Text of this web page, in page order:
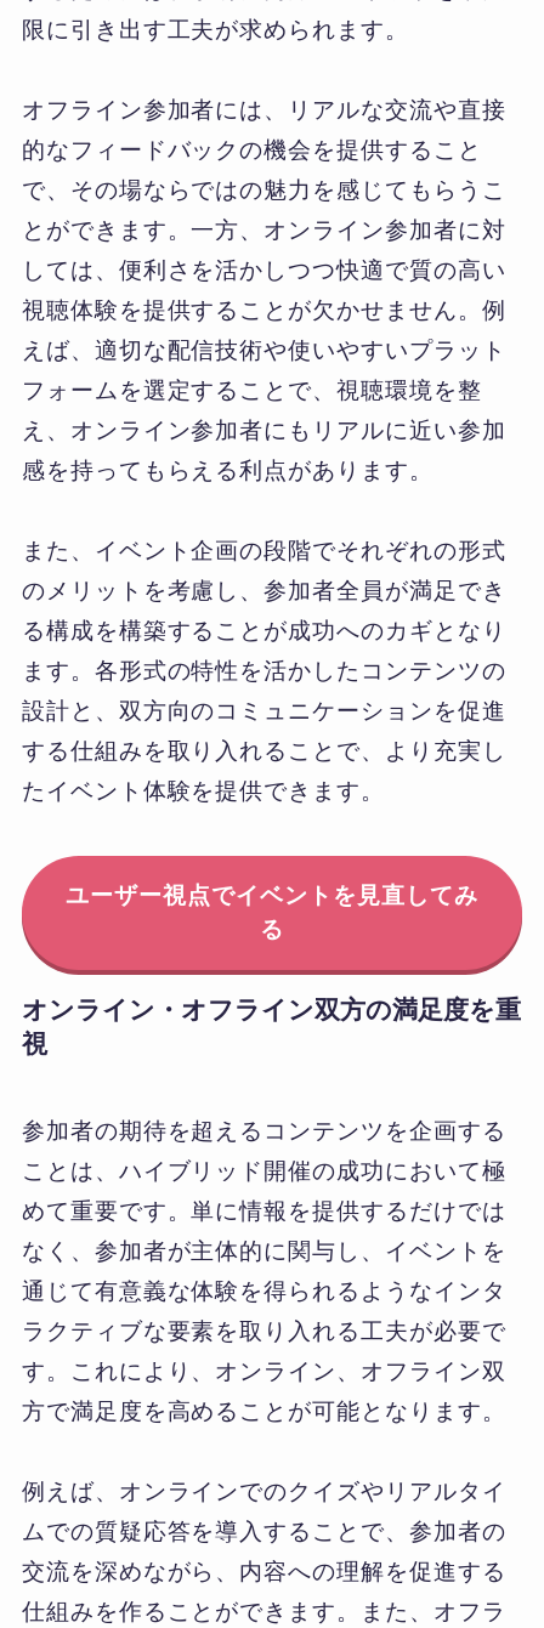
限に引き出す工夫が求められます。
オフライン参加者には、リアルな交流や直接
的なフィードバックの機会を提供すること
で、その場ならではの魅力を感じてもらうこ
とができます。一方、オンライン参加者に対
しては、便利さを活かしつつ快適で質の高い
視聴体験を提供することが欠かせません。例
えば、適切な配信技術や使いやすいプラット
フォームを選定することで、視聴環境を整
え、オンライン参加者にもリアルに近い参加
感を持ってもらえる利点があります。
また、イベント企画の段階でそれぞれの形式
のメリットを考慮し、参加者全員が満足でき
る構成を構築することが成功へのカギとなり
ます。各形式の特性を活かしたコンテンツの
設計と、双方向のコミュニケーションを促進
する仕組みを取り入れることで、より充実し
たイベント体験を提供できます。
ユーザー視点でイベントを見直してみ
る
オンライン・オフライン双方の満足度を重
視
参加者の期待を超えるコンテンツを企画する
ことは、ハイブリッド開催の成功において極
めて重要です。単に情報を提供するだけでは
なく、参加者が主体的に関与し、イベントを
通じて有意義な体験を得られるようなインタ
ラクティブな要素を取り入れる工夫が必要で
す。これにより、オンライン、オフライン双
方で満足度を高めることが可能となります。
例えば、オンラインでのクイズやリアルタイ
ムでの質疑応答を導入することで、参加者の
交流を深めながら、内容への理解を促進する
仕組みを作ることができます。また、オフラ